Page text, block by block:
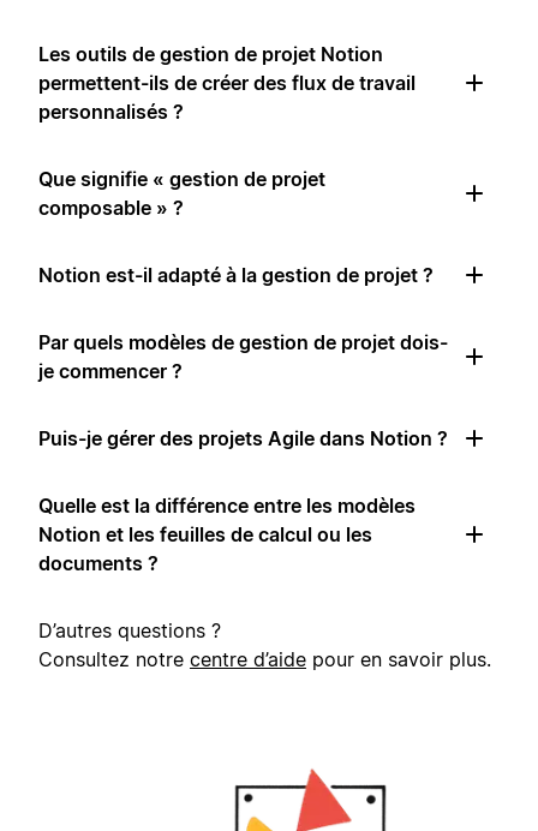
Les outils de gestion de projet Notion
permettent-ils de créer des flux de travail
personnalisés ?
Que signifie « gestion de projet
composable » ?
Notion est-il adapté à la gestion de projet ?
Par quels modèles de gestion de projet dois-
je commencer ?
Puis-je gérer des projets Agile dans Notion ?
Quelle est la différence entre les modèles
Notion et les feuilles de calcul ou les
documents ?
D’autres questions ?
Consultez notre centre d’aide pour en savoir plus.